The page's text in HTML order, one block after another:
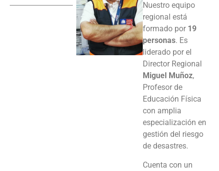
Nuestro equipo
regional está
formado por 19
personas. Es
liderado por el
Director Regional
Miguel Muñoz,
Profesor de
Educación Física
con amplia
especialización en
gestión del riesgo
de desastres.
Cuenta con un